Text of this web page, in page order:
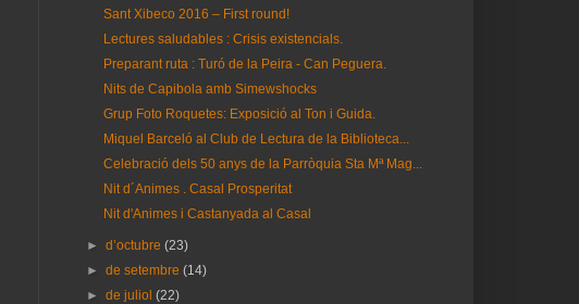
Sant Xibeco 2016 – First round!
Lectures saludables : Crisis existencials.
Preparant ruta : Turó de la Peira - Can Peguera.
Nits de Capibola amb Simewshocks
Grup Foto Roquetes: Exposició al Ton i Guida.
Miquel Barceló al Club de Lectura de la Biblioteca...
Celebració dels 50 anys de la Parròquia Sta Mª Mag...
Nit d´Animes . Casal Prosperitat
Nit d'Animes i Castanyada al Casal
►d’octubre(23)
►de setembre(14)
►de juliol(22)